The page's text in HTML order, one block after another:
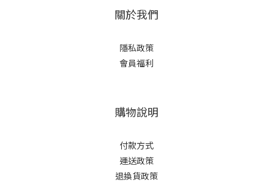
關於我們
隱私政策
會員福利
購物說明
付款方式
運送政策
退換貨政策